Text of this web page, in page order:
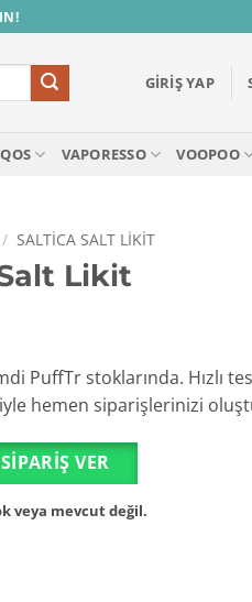
GIRIŞ YAP
VAPORESSO VOOPOO
/ SALTICA SALT LIKIT
Likit
PuffTr stoklarında. Hızlı
hemen siparişlerinizi
VER
veya mevcut değil.